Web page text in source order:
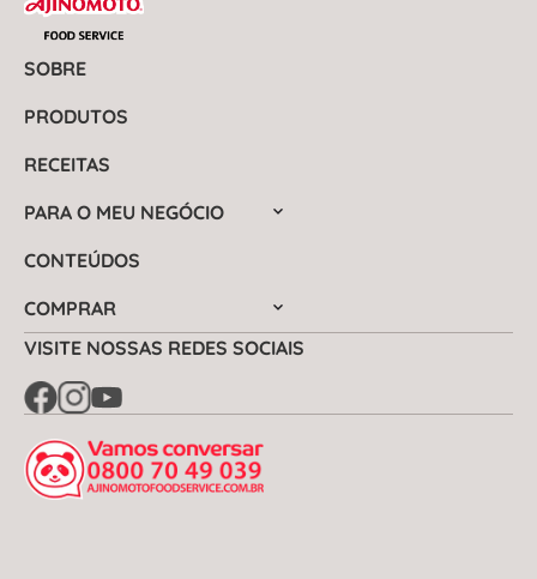
SOBRE
PRODUTOS
RECEITAS
PARA O MEU NEGÓCIO
CONTEÚDOS
COMPRAR
VISITE NOSSAS REDES SOCIAIS